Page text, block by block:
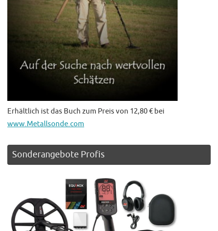
Erhältlich ist das Buch zum Preis von 12,80 € bei
www.Metallsonde.com
Sonderangebote Profis